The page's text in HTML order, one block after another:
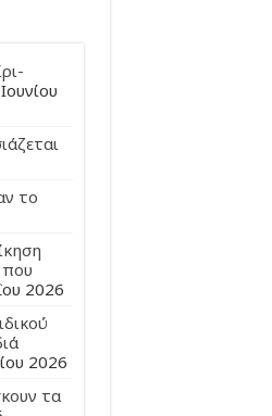
το
2026
2026
τα